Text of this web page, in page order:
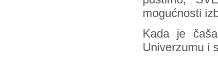
mogućnosti
Kada je
Univerzumu i